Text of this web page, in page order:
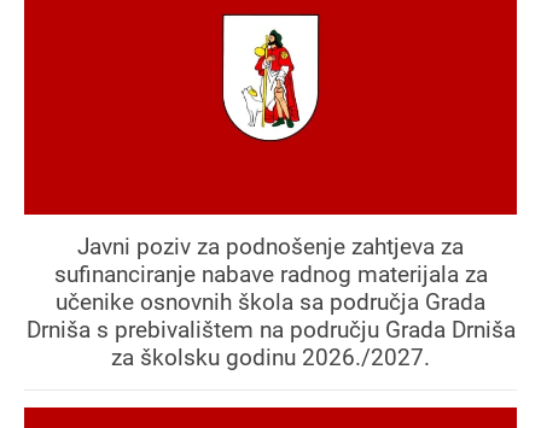
Javni poziv za podnošenje zahtjeva za
sufinanciranje nabave radnog materijala za
učenike osnovnih škola sa područja Grada
Drniša s prebivalištem na području Grada Drniša
za školsku godinu 2026./2027.